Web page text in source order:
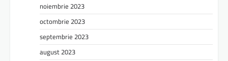
noiembrie 2023
octombrie 2023
septembrie 2023
august 2023